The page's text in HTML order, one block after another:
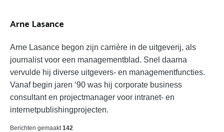
Arne Lasance
Arne Lasance begon zijn carrière in de uitgeverij, als
journalist voor een managementblad. Snel daarna
vervulde hij diverse uitgevers- en managementfuncties.
Vanaf begin jaren ‘90 was hij corporate business
consultant en projectmanager voor intranet- en
internetpublishingprojecten.
Berichten gemaakt 142